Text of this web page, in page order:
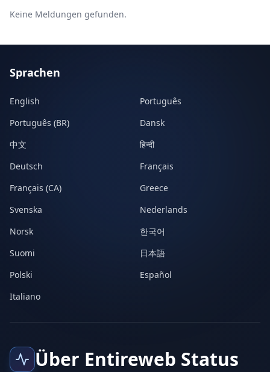
Keine Meldungen gefunden.
Sprachen
English
Português
Português (BR)
Dansk
中文
हिन्दी
Deutsch
Français
Français (CA)
Greece
Svenska
Nederlands
Norsk
한국어
Suomi
日本語
Polski
Español
Italiano
Über Entireweb Status